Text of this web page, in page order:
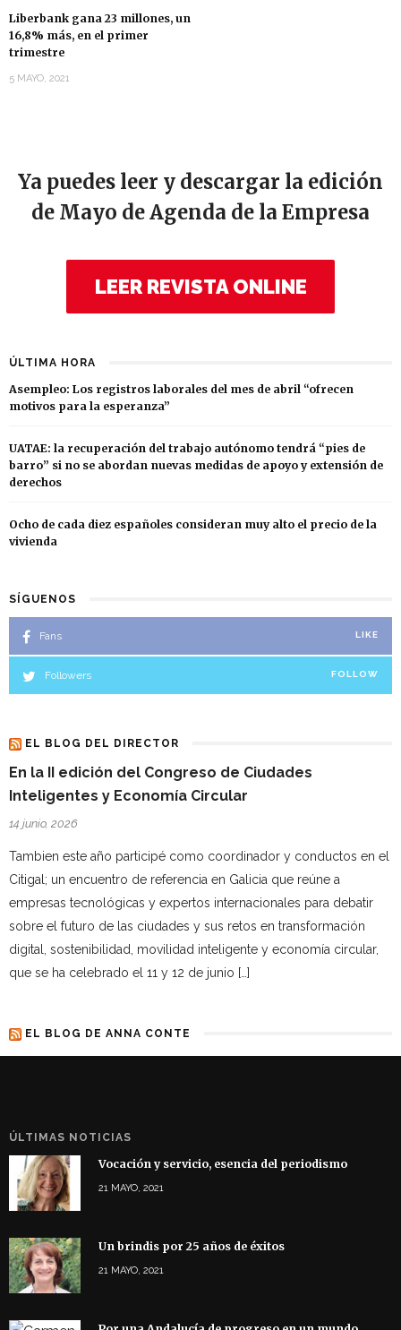
Liberbank gana 23 millones, un
16,8% más, en el primer
trimestre
5 MAYO, 2021
Ya puedes leer y descargar la edición
de Mayo de Agenda de la Empresa
LEER REVISTA ONLINE
ÚLTIMA HORA
Asempleo: Los registros laborales del mes de abril “ofrecen
motivos para la esperanza”
UATAE: la recuperación del trabajo autónomo tendrá “pies de
barro” si no se abordan nuevas medidas de apoyo y extensión de
derechos
Ocho de cada diez españoles consideran muy alto el precio de la
vivienda
SÍGUENOS
Fans LIKE
Followers FOLLOW
EL BLOG DEL DIRECTOR
En la II edición del Congreso de Ciudades
Inteligentes y Economía Circular
14 junio, 2026
Tambien este año participé como coordinador y conductos en el
Citigal; un encuentro de referencia en Galicia que reúne a
empresas tecnológicas y expertos internacionales para debatir
sobre el futuro de las ciudades y sus retos en transformación
digital, sostenibilidad, movilidad inteligente y economía circular,
que se ha celebrado el 11 y 12 de junio […]
EL BLOG DE ANNA CONTE
ÚLTIMAS NOTICIAS
Vocación y servicio, esencia del periodismo
21 MAYO, 2021
Un brindis por 25 años de éxitos
21 MAYO, 2021